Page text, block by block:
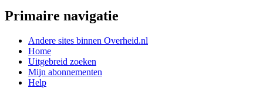
Primaire navigatie
Andere sites binnen Overheid.nl
Home
Uitgebreid zoeken
Mijn abonnementen
Help